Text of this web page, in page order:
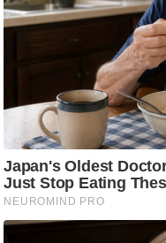
g
s
ला
इ
फ
स्टा
इ